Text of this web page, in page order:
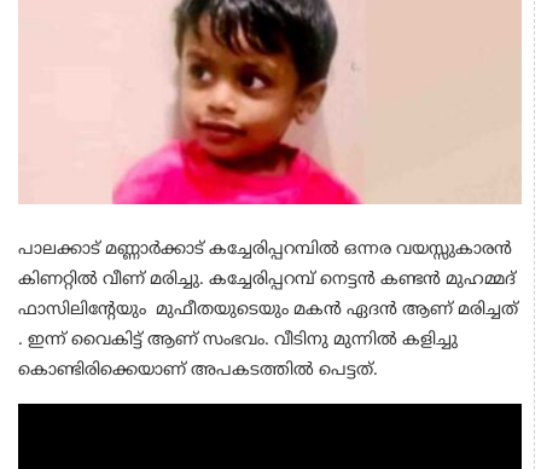
പാലക്കാട് മണ്ണാർക്കാട് കച്ചേരിപ്പറമ്പിൽ ഒന്നര വയസ്സുകാരൻ
കിണറ്റിൽ വീണ് മരിച്ചു. കച്ചേരിപ്പറമ്പ് നെട്ടൻ കണ്ടൻ മുഹമ്മദ്
ഫാസിലിന്റേയും മുഫീതയുടെയും മകൻ ഏദൻ ആണ് മരിച്ചത്
. ഇന്ന് വൈകിട്ട് ആണ് സംഭവം. വീടിനു മുന്നിൽ കളിച്ചു
കൊണ്ടിരിക്കെയാണ് അപകടത്തിൽ പെട്ടത്.